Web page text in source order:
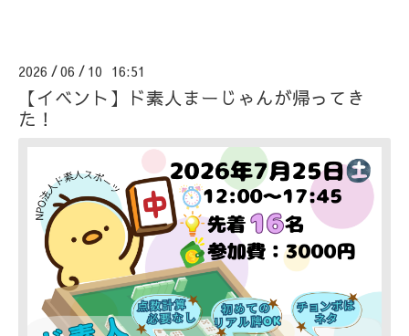
2026 /06 / 10 16:51
【イベント】ド素人まーじゃんが帰ってき
た！